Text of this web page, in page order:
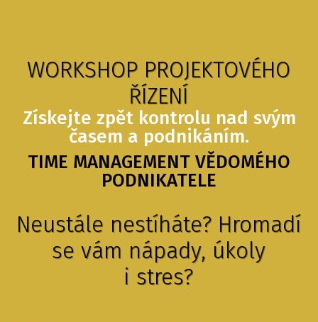
WORKSHOP PROJEKTOVÉHO
ŘÍZENÍ
Získejte zpět kontrolu nad svým
časem a podnikáním.
TIME MANAGEMENT VĚDOMÉHO
PODNIKATELE
Neustále nestíháte? Hromadí
se vám nápady, úkoly
i stres?